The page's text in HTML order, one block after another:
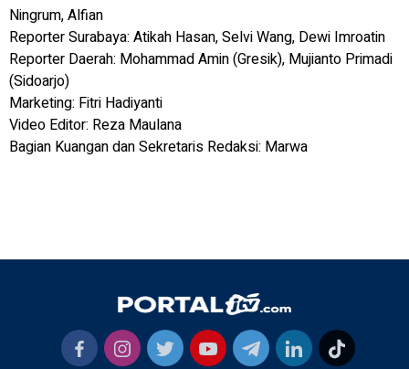
Ningrum, Alfian
Reporter Surabaya: Atikah Hasan, Selvi Wang, Dewi Imroatin
Reporter Daerah: Mohammad Amin (Gresik), Mujianto Primadi
(Sidoarjo)
Marketing: Fitri Hadiyanti
Video Editor: Reza Maulana
Bagian Kuangan dan Sekretaris Redaksi: Marwa